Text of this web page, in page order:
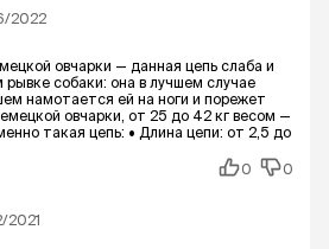
2022
овчарки — данная цепь слаба и
собаки: она в лучшем случае
намотается ей на ноги и порежет
овчарки, от 25 до 42 кг весом —
такая цепь: • Длина цепи: от 2,5 до
0 0
2021